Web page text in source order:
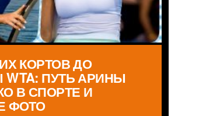
КОРТОВ ДО
ПУТЬ АРИНЫ
В СПОРТЕ И
ФОТО